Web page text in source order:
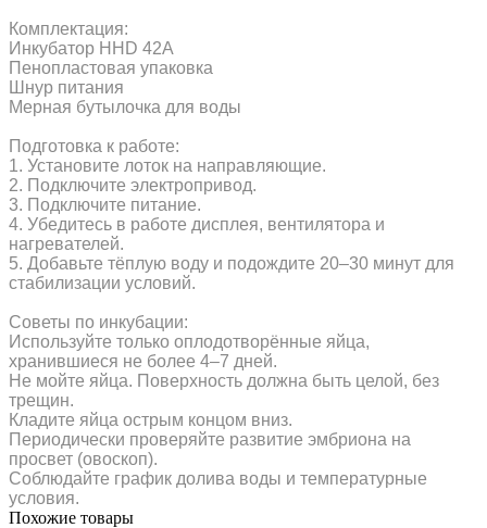
Комплектация:
Инкубатор HHD 42A
Пенопластовая упаковка
Шнур питания
Мерная бутылочка для воды
Подготовка к работе:
1. Установите лоток на направляющие.
2. Подключите электропривод.
3. Подключите питание.
4. Убедитесь в работе дисплея, вентилятора и
нагревателей.
5. Добавьте тёплую воду и подождите 20–30 минут для
стабилизации условий.
Советы по инкубации:
Используйте только оплодотворённые яйца,
хранившиеся не более 4–7 дней.
Не мойте яйца. Поверхность должна быть целой, без
трещин.
Кладите яйца острым концом вниз.
Периодически проверяйте развитие эмбриона на
просвет (овоскоп).
Соблюдайте график долива воды и температурные
условия.
Похожие товары